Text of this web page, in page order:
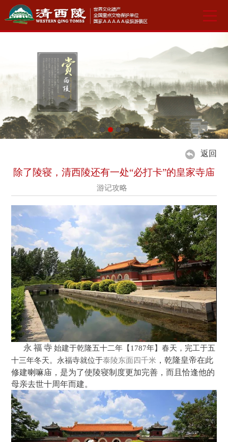
返回
除了陵寝，清西陵还有一处“必打卡”的皇家寺庙
游记攻略
永 福 寺始建于乾隆五十二年【1787年】春天，完工于五
十三年冬天。永福寺就位于泰陵东面四千米 ，乾隆皇帝在此
修建喇嘛庙，是为了使陵寝制度更加完善，而且恰逢他的
母亲去世十周年而建。